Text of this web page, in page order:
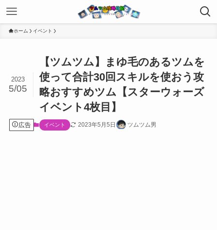
ホーム イベント
【ツムツム】まゆ毛のあるツムを
使って合計30回スキルを使おう攻
略おすすめツム【スターウォーズ
イベント4枚目】
2023
5/05
広告 イベント 2023年5月5日 ツムツム男